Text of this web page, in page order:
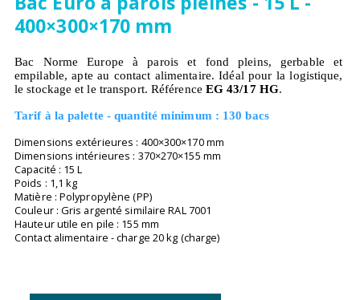
400×300×170 mm
Bac Norme Europe à parois et fond pleins, gerbable et
empilable, apte au contact alimentaire. Idéal pour la logistique,
le stockage et le transport. Référence EG 43/17 HG.
Tarif à la palette - quantité minimum : 130 bacs
Dimensions extérieures : 400×300×170 mm
Dimensions intérieures : 370×270×155 mm
Capacité : 15 L
Poids : 1,1 kg
Matière : Polypropylène (PP)
Couleur : Gris argenté similaire RAL 7001
Hauteur utile en pile : 155 mm
Contact alimentaire - charge 20 kg (charge)